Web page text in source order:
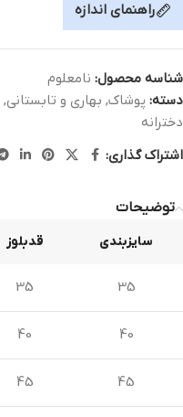
راهنمای اندازه
شناسه محصول: نامعلوم
دسته: پوشاک, بهاری و تابستانی,
دخترانه
اشتراک گذاری:
توضیحات
سایزبندی قدبلوز
35
35
40
40
45
45